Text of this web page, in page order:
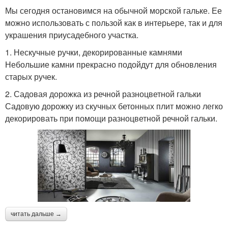
Мы сегодня остановимся на обычной морской гальке. Ее
можно использовать с пользой как в интерьере, так и для
украшения приусадебного участка.
1. Нескучные ручки, декорированные камнями
Небольшие камни прекрасно подойдут для обновления
старых ручек.
2. Садовая дорожка из речной разноцветной гальки
Садовую дорожку из скучных бетонных плит можно легко
декорировать при помощи разноцветной речной гальки.
читать дальше →